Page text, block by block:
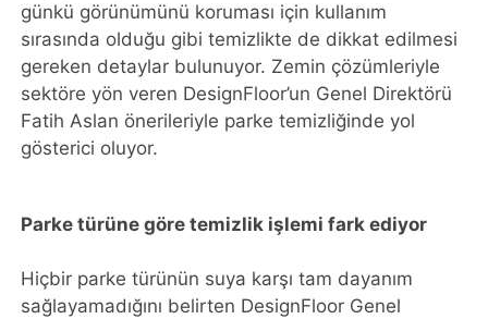
günkü görünümünü koruması için kullanım
sırasında olduğu gibi temizlikte de dikkat edilmesi
gereken detaylar bulunuyor. Zemin çözümleriyle
sektöre yön veren DesignFloor’un Genel Direktörü
Fatih Aslan önerileriyle parke temizliğinde yol
gösterici oluyor.
Parke türüne göre temizlik işlemi fark ediyor
Hiçbir parke türünün suya karşı tam dayanım
sağlayamadığını belirten DesignFloor Genel